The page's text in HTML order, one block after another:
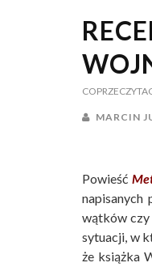
MARCIN
Powieść
wątków czy
sytuacji, w
że książka